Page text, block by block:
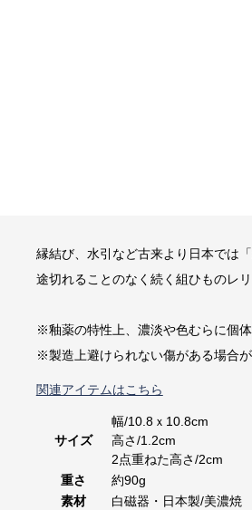
縁結び、水引など古来より日本では
途切れることのなく続く組ひものレ
※釉薬の特性上、濃淡や色むらに個
※製造上避けられない傷がある場合が
関連アイテムはこちら
サイズ
幅/10.8ｘ10.8cm
高さ/1.2cm
2点重ねた高さ/2cm
重さ
約90g
素材
白磁器・日本製/美濃焼